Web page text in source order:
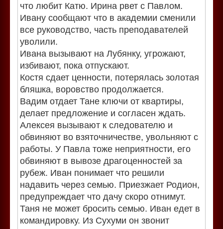
что любит Катю. Ирина рвет с Павлом.
Ивану сообщают что в академии сменили
все руководство, часть преподавателей
уволили.
Ивана вызывают на Лубянку, угрожают,
избивают, пока отпускают.
Костя сдает ценности, потерялась золотая
бляшка, воровство продолжается.
Вадим отдает Тане ключи от квартиры,
делает предложение и согласен ждать.
Алексея вызывают к следователю и
обвиняют во взяточничестве, увольняют с
работы. У Павла тоже неприятности, его
обвиняют в вывозе драгоценностей за
рубеж. Иван понимает что решили
надавить через семью. Приезжает Родион,
предупреждает что дачу скоро отнимут.
Таня не может бросить семью. Иван едет в
командировку. Из Сухуми он звонит